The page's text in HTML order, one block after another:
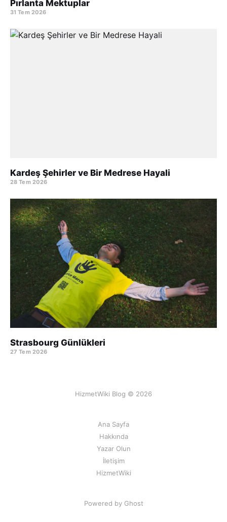
Pırlanta Mektuplar
31 Tem 2026
Kardeş Şehirler ve Bir Medrese Hayali
28 Tem 2026
Strasbourg Günlükleri
27 Tem 2026
HizmetWiki Blog © 2026
Ana Sayfa
Hakkında
Yazar Olun
İletişim
HizmetWiki
Powered by Ghost